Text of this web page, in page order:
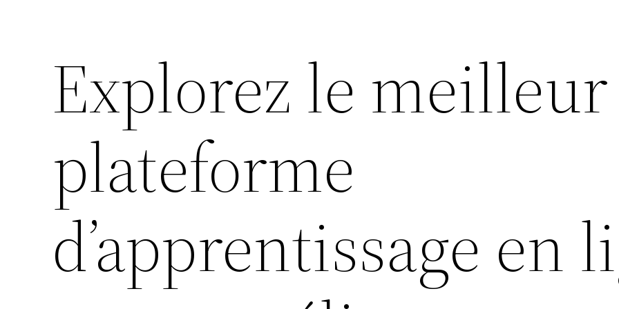
Explorez le meilleur
plateforme
d’apprentissage en